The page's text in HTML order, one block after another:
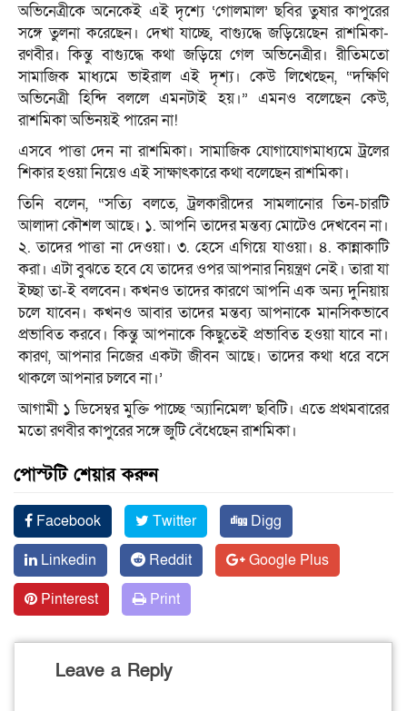
অভিনেত্রীকে অনেকেই এই দৃশ্যে ‘গোলমাল’ ছবির তুষার কাপুরের
সঙ্গে তুলনা করেছেন। দেখা যাচ্ছে, বাগ্যুদ্ধে জড়িয়েছেন রাশমিকা-
রণবীর। কিন্তু বাগ্যুদ্ধে কথা জড়িয়ে গেল অভিনেত্রীর। রীতিমতো
সামাজিক মাধ্যমে ভাইরাল এই দৃশ্য। কেউ লিখেছেন, “দক্ষিণি
অভিনেত্রী হিন্দি বললে এমনটাই হয়।” এমনও বলেছেন কেউ,
রাশমিকা অভিনয়ই পারেন না!
এসবে পাত্তা দেন না রাশমিকা। সামাজিক যোগাযোগমাধ্যমে ট্রলের
শিকার হওয়া নিয়েও এই সাক্ষাৎকারে কথা বলেছেন রাশমিকা।
তিনি বলেন, “সত্যি বলতে, ট্রলকারীদের সামলানোর তিন-চারটি
আলাদা কৌশল আছে। ১. আপনি তাদের মন্তব্য মোটেও দেখবেন না।
২. তাদের পাত্তা না দেওয়া। ৩. হেসে এগিয়ে যাওয়া। ৪. কান্নাকাটি
করা। এটা বুঝতে হবে যে তাদের ওপর আপনার নিয়ন্ত্রণ নেই। তারা যা
ইচ্ছা তা-ই বলবেন। কখনও তাদের কারণে আপনি এক অন্য দুনিয়ায়
চলে যাবেন। কখনও আবার তাদের মন্তব্য আপনাকে মানসিকভাবে
প্রভাবিত করবে। কিন্তু আপনাকে কিছুতেই প্রভাবিত হওয়া যাবে না।
কারণ, আপনার নিজের একটা জীবন আছে। তাদের কথা ধরে বসে
থাকলে আপনার চলবে না।’
আগামী ১ ডিসেম্বর মুক্তি পাচ্ছে ‘অ্যানিমেল’ ছবিটি। এতে প্রথমবারের
মতো রণবীর কাপুরের সঙ্গে জুটি বেঁধেছেন রাশমিকা।
পোস্টটি শেয়ার করুন
Facebook Twitter
Digg
Linkedin
Reddit
Google Plus
Pinterest
Print
Leave a Reply